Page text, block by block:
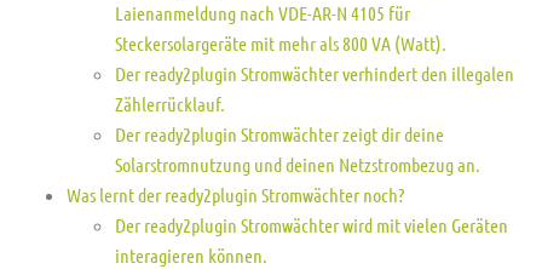
Laienanmeldung nach VDE-AR-N 4105 für
Steckersolargeräte mit mehr als 800 VA (Watt).
Der ready2plugin Stromwächter verhindert den illegalen
Zählerrücklauf.
Der ready2plugin Stromwächter zeigt dir deine
Solarstromnutzung und deinen Netzstrombezug an.
Was lernt der ready2plugin Stromwächter noch?
Der ready2plugin Stromwächter wird mit vielen Geräten
interagieren können.